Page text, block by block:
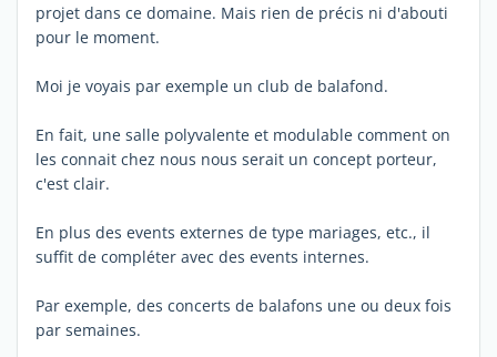
projet dans ce domaine. Mais rien de précis ni d'abouti
pour le moment.
Moi je voyais par exemple un club de balafond.
En fait, une salle polyvalente et modulable comment on
les connait chez nous nous serait un concept porteur,
c'est clair.
En plus des events externes de type mariages, etc., il
suffit de compléter avec des events internes.
Par exemple, des concerts de balafons une ou deux fois
par semaines.